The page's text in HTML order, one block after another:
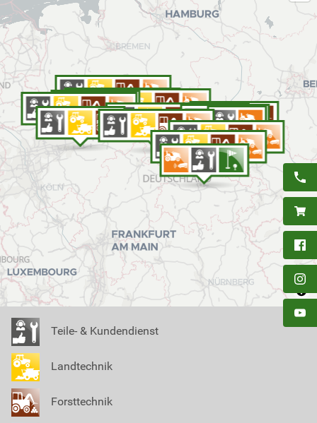
Teile- & Kundendienst
Landtechnik
Forsttechnik